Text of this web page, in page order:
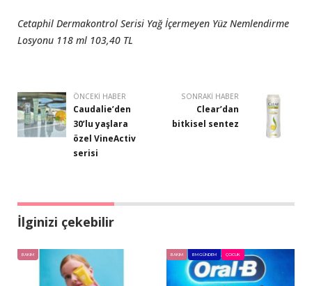
Cetaphil Dermakontrol Serisi Yağ İçermeyen Yüz Nemlendirme
Losyonu 118 ml 103,40 TL
ÖNCEKI HABER
Caudalie’den
30’lu yaşlara
özel VineActiv
serisi
SONRAKI HABER
Clear’dan
bitkisel sentez
İlginizi çekebilir
BAKIM BAKIM BM GÜNDEM ÇOCUK